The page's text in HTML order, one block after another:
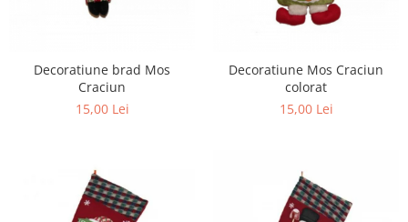
Decoratiune brad Mos
Craciun
15,00 Lei
Decoratiune Mos Craciun
colorat
15,00 Lei